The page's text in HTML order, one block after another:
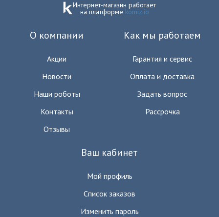
Интернет-магазин работает
на платформе komiz.io
О компании
Акции
Новости
Наши роботы
Контакты
Отзывы
Как мы работаем
Гарантия и сервис
Оплата и доставка
Задать вопрос
Рассрочка
Ваш кабинет
Мой профиль
Список заказов
Изменить пароль